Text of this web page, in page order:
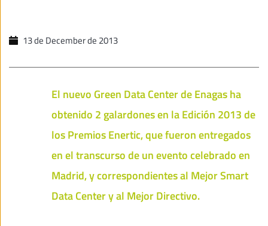
13 de December de 2013
El nuevo Green Data Center de Enagas ha
obtenido 2 galardones en la Edición 2013 de
los Premios Enertic, que fueron entregados
en el transcurso de un evento celebrado en
Madrid, y correspondientes al Mejor Smart
Data Center y al Mejor Directivo.